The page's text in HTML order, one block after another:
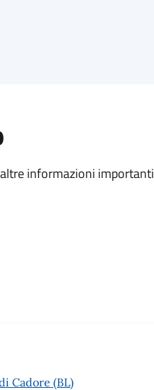
informazioni
Cadore (BL)